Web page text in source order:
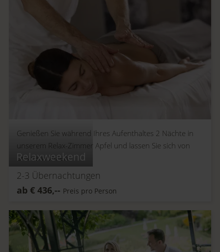
Relaxweekend
Genießen Sie während Ihres Aufenthaltes 2 Nächte in
unserem Relax-Zimmer Apfel und lassen Sie sich von
uns verwöhnen.
2-3 Übernachtungen
ab € 436,-- Preis pro Person